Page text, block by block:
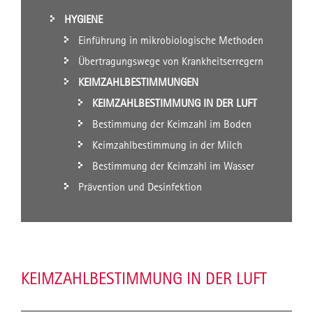
HYGIENE
Einführung in mikrobiologische Methoden
Übertragungswege von Krankheitserregern
KEIMZAHLBESTIMMUNGEN
KEIMZAHLBESTIMMUNG IN DER LUFT
Bestimmung der Keimzahl im Boden
Keimzahlbestimmung in der Milch
Bestimmung der Keimzahl im Wasser
Prävention und Desinfektion
KEIMZAHLBESTIMMUNG IN DER LUFT